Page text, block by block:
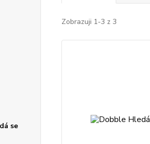
se
Zobrazuji 1-3 z 3